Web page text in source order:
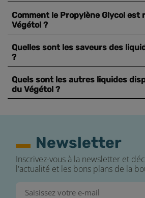
Comment le Propylène Glycol est
Végétol ?
Quelles sont les saveurs des
?
Quels sont les autres liquides
du Végétol ?
Newsletter
Inscrivez-vous à la newsletter et
l'actualité et les bons plans de la